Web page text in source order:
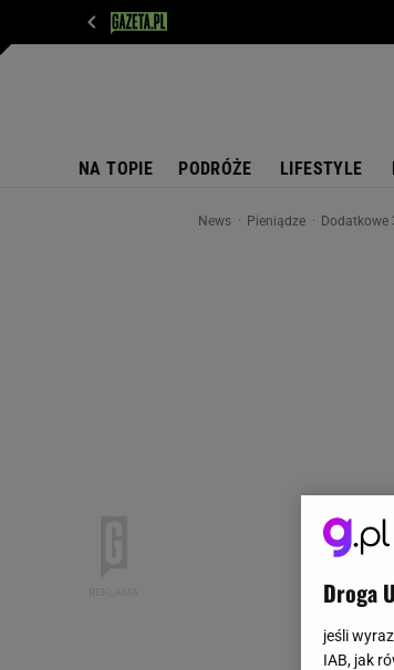
NA TOPIE PODRÓŻE LIFESTYLE
News Pieniądze Dodatkowe
Droga
jeśli
IAB, jak